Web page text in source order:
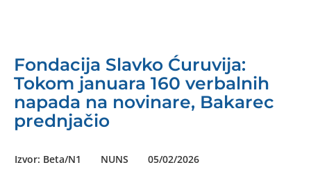
Fondacija Slavko Ćuruvija:
Tokom januara 160 verbalnih
napada na novinare, Bakarec
prednjačio
Izvor: Beta/N1 NUNS 05/02/2026